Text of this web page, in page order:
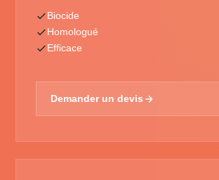
Biocide
Homologué
Efficace
Demander un devis